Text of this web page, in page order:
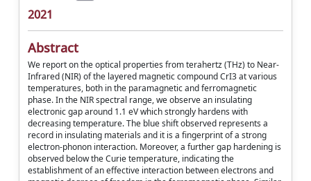
2021
Abstract
We report on the optical properties from terahertz (THz) to Near-
Infrared (NIR) of the layered magnetic compound CrI3 at various
temperatures, both in the paramagnetic and ferromagnetic
phase. In the NIR spectral range, we observe an insulating
electronic gap around 1.1 eV which strongly hardens with
decreasing temperature. The blue shift observed represents a
record in insulating materials and it is a fingerprint of a strong
electron-phonon interaction. Moreover, a further gap hardening is
observed below the Curie temperature, indicating the
establishment of an effective interaction between electrons and